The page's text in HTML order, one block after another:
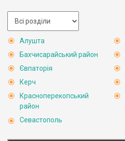
Алушта
Бахчисарайський район
Євпаторія
Керч
Красноперекопський
район
Севастополь